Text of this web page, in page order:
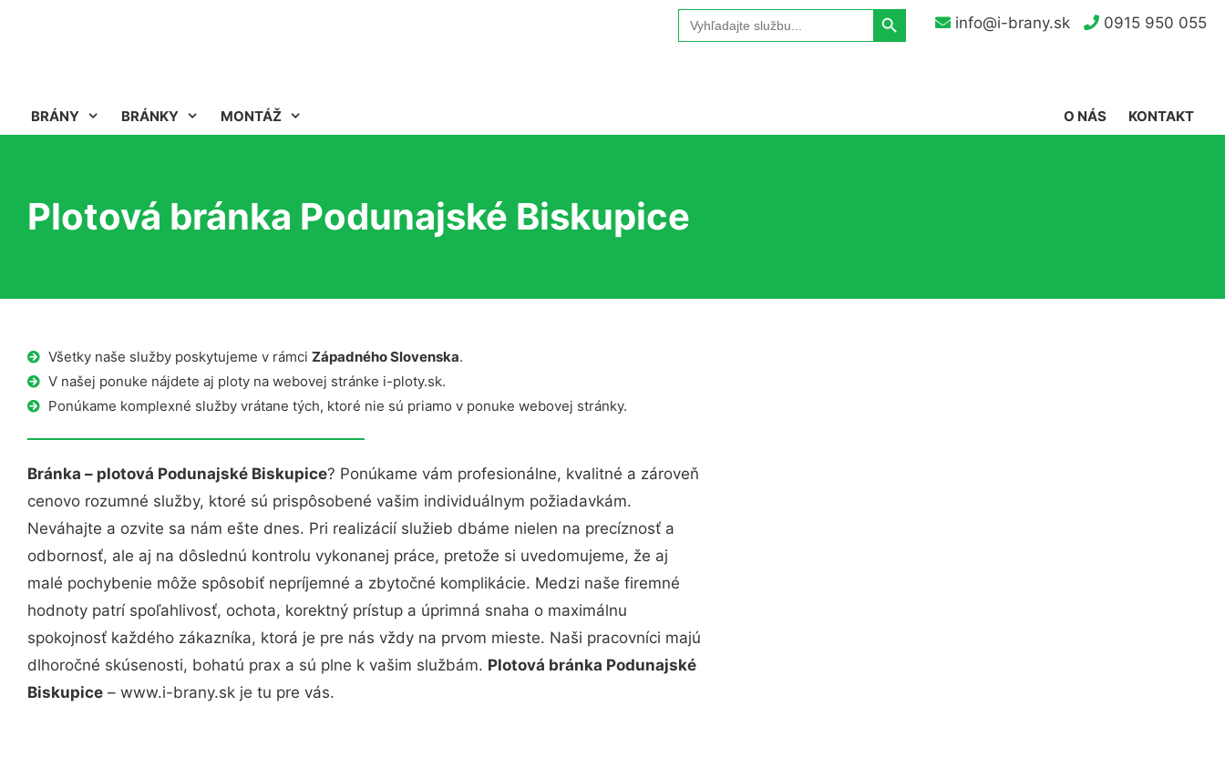
info@i-brany.sk 0915 950 055
Search
for:
Search Button
BRÁNY BRÁNKY MONTÁŽ KONTAKT
O NÁS
Plotová bránka Podunajské Biskupice
Všetky naše služby poskytujeme v rámci Západného Slovenska.
V našej ponuke nájdete aj ploty na webovej stránke i-ploty.sk.
Ponúkame komplexné služby vrátane tých, ktoré nie sú priamo v ponuke webovej stránky.
Bránka – plotová Podunajské Biskupice? Ponúkame vám profesionálne, kvalitné a zároveň
cenovo rozumné služby, ktoré sú prispôsobené vašim individuálnym požiadavkám.
Neváhajte a ozvite sa nám ešte dnes. Pri realizácií služieb dbáme nielen na precíznosť a
odbornosť, ale aj na dôslednú kontrolu vykonanej práce, pretože si uvedomujeme, že aj
malé pochybenie môže spôsobiť nepríjemné a zbytočné komplikácie. Medzi naše firemné
hodnoty patrí spoľahlivosť, ochota, korektný prístup a úprimná snaha o maximálnu
spokojnosť každého zákazníka, ktorá je pre nás vždy na prvom mieste. Naši pracovníci majú
dlhoročné skúsenosti, bohatú prax a sú plne k vašim službám. Plotová bránka Podunajské
Biskupice – www.i-brany.sk je tu pre vás.